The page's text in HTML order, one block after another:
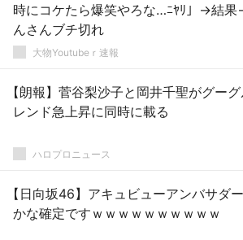
時にコケたら爆笑やろな…ﾆﾔﾘ」→結果
んさんブチ切れ
大物Youtubeｒ速報
【朗報】菅谷梨沙子と岡井千聖がグーグ
レンド急上昇に同時に載る
ハロプロニュース
【日向坂46】アキュビューアンバサダ
かな確定ですｗｗｗｗｗｗｗｗｗｗ